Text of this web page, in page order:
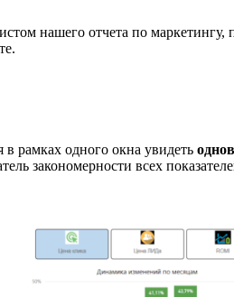
нашего отчета по маркетингу,
рамках одного окна увидеть
закономерности всех